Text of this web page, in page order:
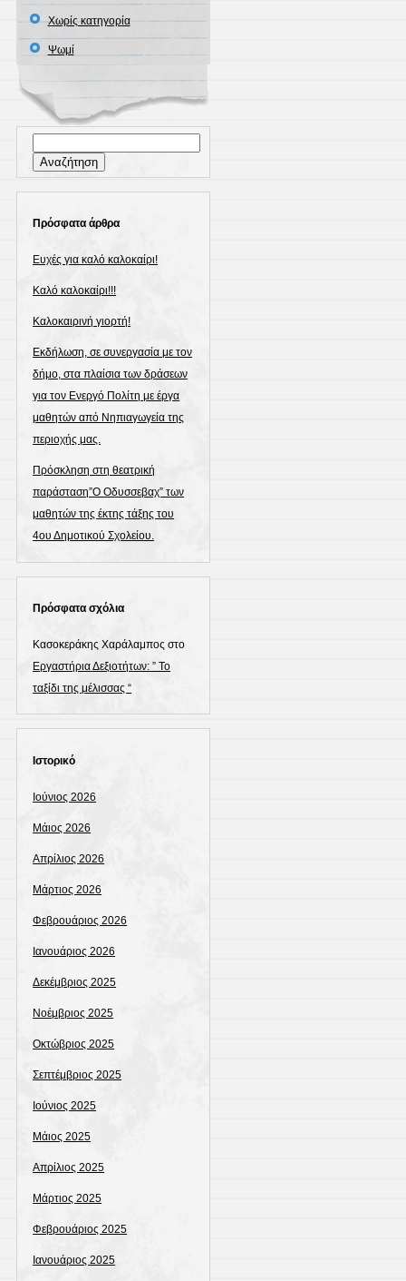
Χωρίς κατηγορία
Ψωμί
για:
Πρόσφατα άρθρα
Ευχές για καλό καλοκαίρι!
Καλό καλοκαίρι!!!
Καλοκαιρινή γιορτή!
Εκδήλωση, σε συνεργασία με τον
δήμο, στα πλαίσια των δράσεων
για τον Ενεργό Πολίτη με έργα
μαθητών από Νηπιαγωγεία της
περιοχής μας.
Πρόσκληση στη θεατρική
παράσταση”Ο Οδυσσεβαχ” των
μαθητών της έκτης τάξης του
4ου Δημοτικού Σχολείου.
Πρόσφατα σχόλια
Κασοκεράκης Χαράλαμπος στο
Εργαστήρια Δεξιοτήτων: ” Το
ταξίδι της μέλισσας “
Ιστορικό
Ιούνιος 2026
Μάιος 2026
Απρίλιος 2026
Μάρτιος 2026
Φεβρουάριος 2026
Ιανουάριος 2026
Δεκέμβριος 2025
Νοέμβριος 2025
Οκτώβριος 2025
Σεπτέμβριος 2025
Ιούνιος 2025
Μάιος 2025
Απρίλιος 2025
Μάρτιος 2025
Φεβρουάριος 2025
Ιανουάριος 2025